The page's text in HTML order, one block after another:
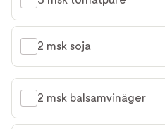
2 msk soja
2 msk balsamvinäger